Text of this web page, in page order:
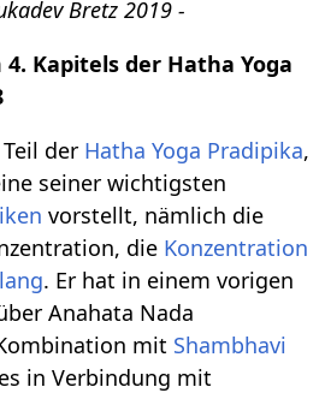
Bretz 2019 -
Kapitels der Hatha Yoga
der Hatha Yoga Pradipika,
seiner wichtigsten
vorstellt, nämlich die
die Konzentration
. Er hat in einem vorigen
Anahata Nada
mit Shambhavi
in Verbindung mit